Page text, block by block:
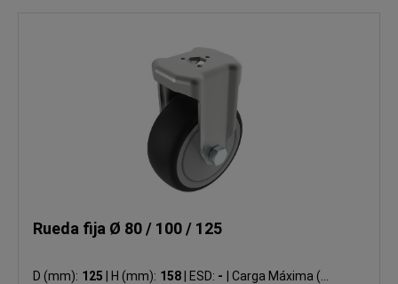
Rueda fija Ø 80 / 100 / 125
D (mm): 125 H (mm): 158 ESD: -
Carga Máxima (N):